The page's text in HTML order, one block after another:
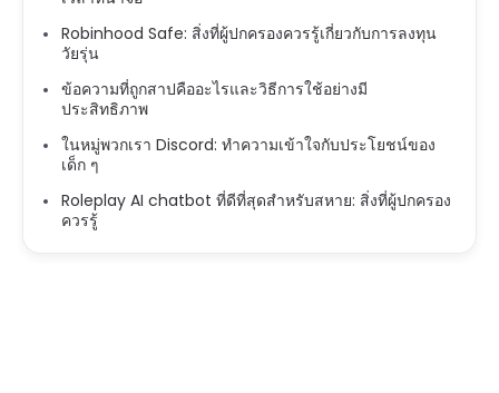
Robinhood Safe: สิ่งที่ผู้ปกครองควรรู้เกี่ยวกับการลงทุน
วัยรุ่น
ข้อความที่ถูกสาปคืออะไรและวิธีการใช้อย่างมี
ประสิทธิภาพ
ในหมู่พวกเรา Discord: ทำความเข้าใจกับประโยชน์ของ
เด็ก ๆ
Roleplay AI chatbot ที่ดีที่สุดสำหรับสหาย: สิ่งที่ผู้ปกครอง
ควรรู้